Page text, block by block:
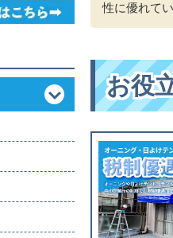
性に優れて
お役